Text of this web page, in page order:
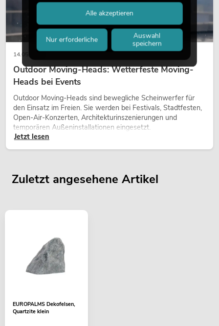
14.05.2026
Outdoor Moving-Heads: Wetterfeste Moving-
Heads bei Events
Outdoor Moving-Heads sind bewegliche Scheinwerfer für
den Einsatz im Freien. Sie werden bei Festivals, Stadtfesten,
Open-Air-Konzerten, Architekturinszenierungen und
temporären Außeninstallationen eingesetzt.
Jetzt lesen
Zuletzt angesehene Artikel
EUROPALMS Dekofelsen,
Quartzite klein
Nur erforderliche
Auswahl
speichern
Alle akzeptieren